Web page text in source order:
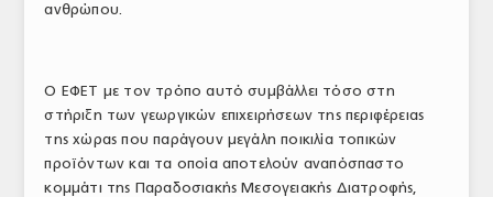
ανθρώπου.
Ο ΕΦΕΤ με τον τρόπο αυτό συμβάλλει τόσο στη
στήριξη των γεωργικών επιχειρήσεων της περιφέρειας
της χώρας που παράγουν μεγάλη ποικιλία τοπικών
προϊόντων και τα οποία αποτελούν αναπόσπαστο
κομμάτι της Παραδοσιακής Μεσογειακής Διατροφής,